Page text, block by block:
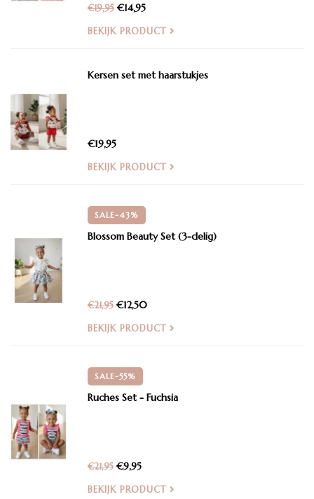
€19,95 €14,95
BEKIJK PRODUCT
Kersen set met haarstukjes
€19,95
BEKIJK PRODUCT
SALE-43%
Blossom Beauty Set (3-delig)
€21,95 €12,50
BEKIJK PRODUCT
SALE-55%
Ruches Set - Fuchsia
€21,95 €9,95
BEKIJK PRODUCT